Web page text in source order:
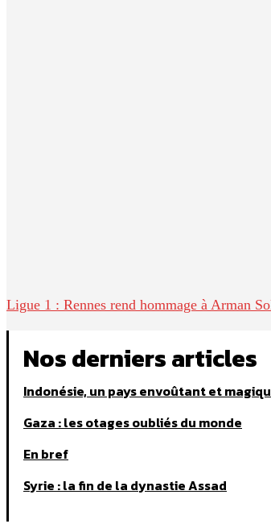
Ligue 1 : Rennes rend hommage à Arman
Nos derniers articles
Indonésie, un pays envoûtant et
Gaza : les otages oubliés du monde
En bref
Syrie : la fin de la dynastie Assad